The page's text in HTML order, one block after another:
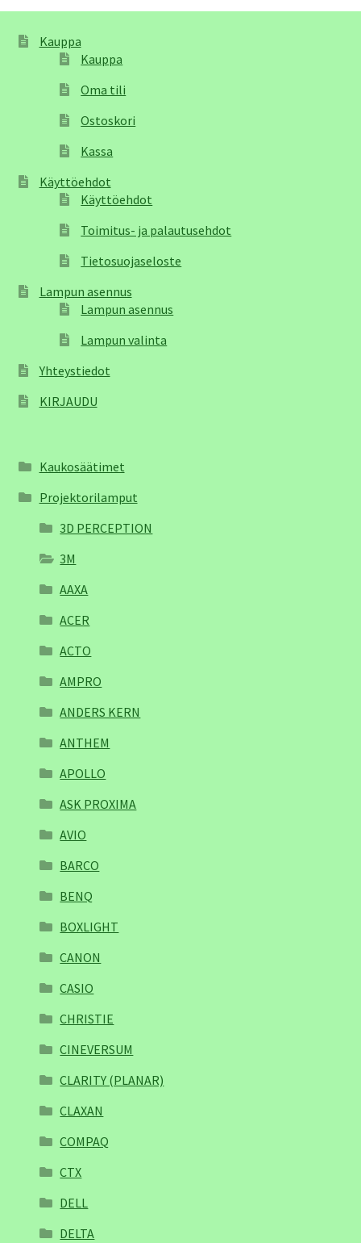
Kauppa
Kauppa
Oma tili
Ostoskori
Kassa
Käyttöehdot
Käyttöehdot
Toimitus- ja palautusehdot
Tietosuojaseloste
Lampun asennus
Lampun asennus
Lampun valinta
Yhteystiedot
KIRJAUDU
Kaukosäätimet
Projektorilamput
3D PERCEPTION
3M
AAXA
ACER
ACTO
AMPRO
ANDERS KERN
ANTHEM
APOLLO
ASK PROXIMA
AVIO
BARCO
BENQ
BOXLIGHT
CANON
CASIO
CHRISTIE
CINEVERSUM
CLARITY (PLANAR)
CLAXAN
COMPAQ
CTX
DELL
DELTA